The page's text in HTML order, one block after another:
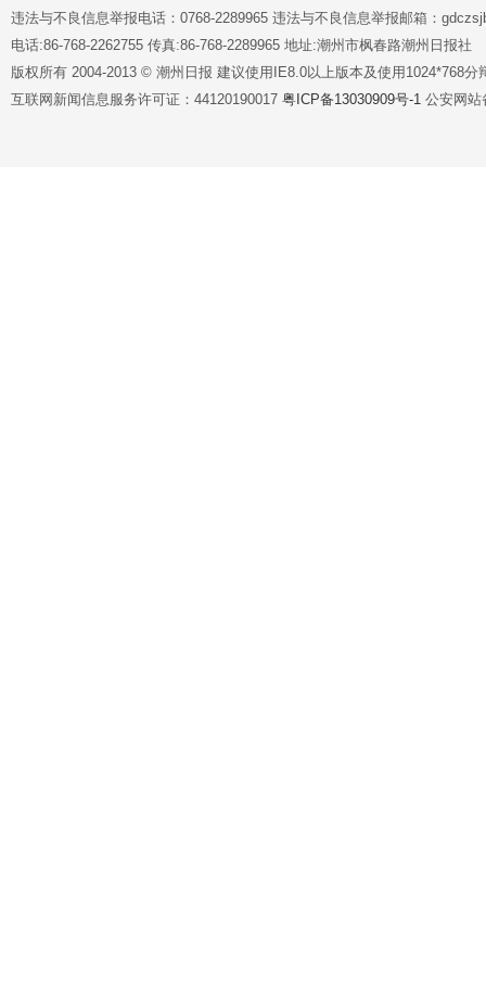
违法与不良信息举报电话：0768-2289965 违法与不良信息举报邮箱：
电话:86-768-2262755 传真:86-768-2289965 地址:潮州市枫春路潮州日报社
版权所有 2004-2013 © 潮州日报 建议使用IE8.0以上版本及使用1024*768分
互联网新闻信息服务许可证：44120190017 粤ICP备13030909号-1 公安网站